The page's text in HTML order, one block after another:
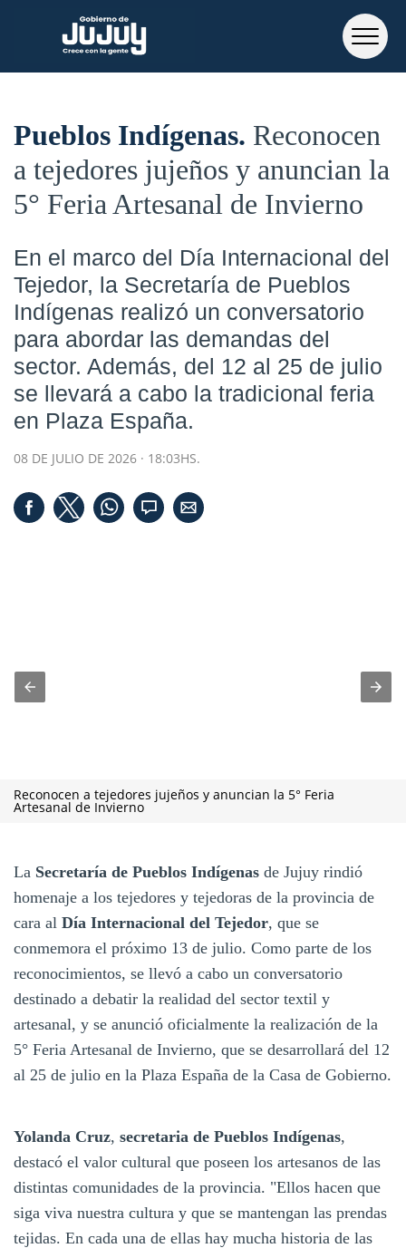
Pueblos Indígenas Reconocen
a tejedores jujeños y anuncian la
5° Feria Artesanal de Invierno
En el marco del Día Internacional del
Tejedor, la Secretaría de Pueblos
Indígenas realizó un conversatorio
para abordar las demandas del
sector. Además, del 12 al 25 de julio
se llevará a cabo la tradicional feria
en Plaza España.
08 DE JULIO DE 2026 · 18:03HS.
Reconocen a tejedores jujeños y anuncian la 5° Feria
Artesanal de Invierno
La Secretaría de Pueblos Indígenas de Jujuy rindió
homenaje a los tejedores y tejedoras de la provincia de
cara al Día Internacional del Tejedor, que se
conmemora el próximo 13 de julio. Como parte de los
reconocimientos, se llevó a cabo un conversatorio
destinado a debatir la realidad del sector textil y
artesanal, y se anunció oficialmente la realización de la
5° Feria Artesanal de Invierno, que se desarrollará del 12
al 25 de julio en la Plaza España de la Casa de Gobierno.
Yolanda Cruz, secretaria de Pueblos Indígenas,
destacó el valor cultural que poseen los artesanos de las
distintas comunidades de la provincia. "Ellos hacen que
siga viva nuestra cultura y que se mantengan las prendas
tejidas. En cada una de ellas hay mucha historia de las